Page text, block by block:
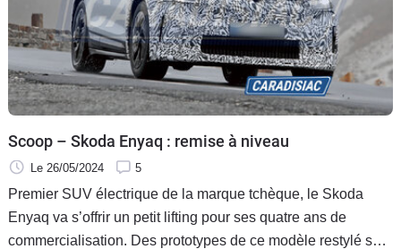
Scoop – Skoda Enyaq : remise à niveau
Le 26/05/2024 5
Premier SUV électrique de la marque tchèque, le Skoda
Enyaq va s’offrir un petit lifting pour ses quatre ans de
commercialisation. Des prototypes de ce modèle restylé sont